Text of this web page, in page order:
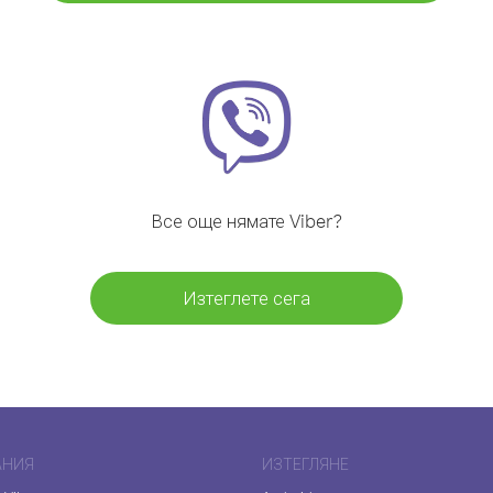
Все още нямате Viber?
Изтеглете сега
ИЗТЕГЛЯНЕ